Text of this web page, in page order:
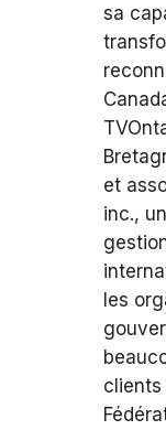
sa
et
inc.,
les
clients